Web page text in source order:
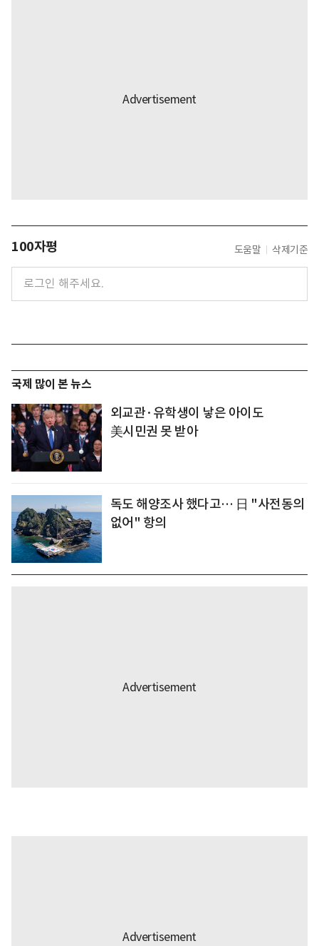
100자평 도움말 삭제기준
국제 많이 본 뉴스
외교관·유학생이 낳은 아이도
美시민권 못 받아
독도 해양조사 했다고… 日 "사전동의
없어" 항의